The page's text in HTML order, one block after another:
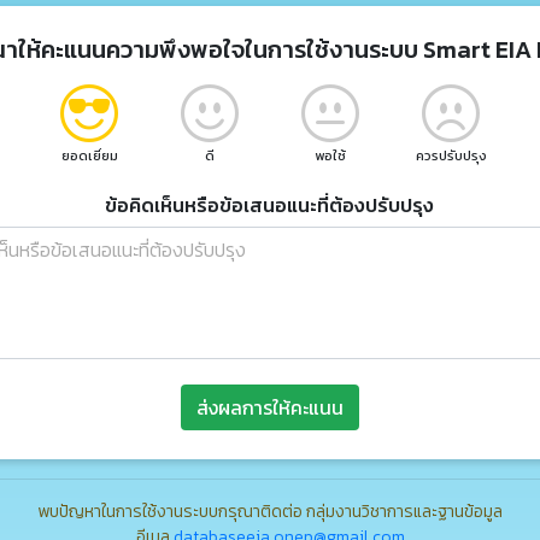
ให้คะแนนความพึงพอใจในการใช้งานระบบ Smart EIA
ยอดเยี่ยม ดี พอใช้ ควรปรับปรุง
ข้อคิดเห็นหรือข้อเสนอแนะที่ต้องปรับปรุง
ส่งผลการให้คะแนน
พบปัญหาในการใช้งานระบบกรุณาติดต่อ กลุ่มงานวิชาการและฐานข้อมูล